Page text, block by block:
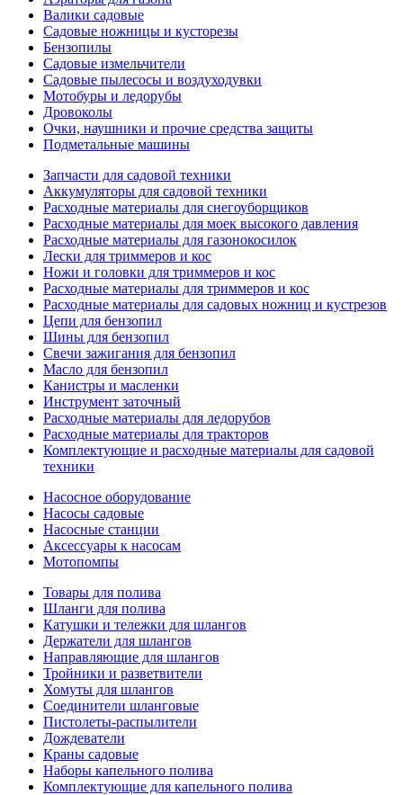
Валики садовые
Садовые ножницы и кусторезы
Бензопилы
Садовые измельчители
Садовые пылесосы и воздуходувки
Мотобуры и ледорубы
Дровоколы
Очки, наушники и прочие средства защиты
Подметальные машины
Запчасти для садовой техники
Аккумуляторы для садовой техники
Расходные материалы для снегоуборщиков
Расходные материалы для моек высокого давления
Расходные материалы для газонокосилок
Лески для триммеров и кос
Ножи и головки для триммеров и кос
Расходные материалы для триммеров и кос
Расходные материалы для садовых ножниц и кустрезов
Цепи для бензопил
Шины для бензопил
Свечи зажигания для бензопил
Масло для бензопил
Канистры и масленки
Инструмент заточный
Расходные материалы для ледорубов
Расходные материалы для тракторов
Комплектующие и расходные материалы для садовой
техники
Насосное оборудование
Насосы садовые
Насосные станции
Аксессуары к насосам
Мотопомпы
Товары для полива
Шланги для полива
Катушки и тележки для шлангов
Держатели для шлангов
Направляющие для шлангов
Тройники и разветвители
Хомуты для шлангов
Соединители шланговые
Пистолеты-распылители
Дождеватели
Краны садовые
Наборы капельного полива
Комплектующие для капельного полива